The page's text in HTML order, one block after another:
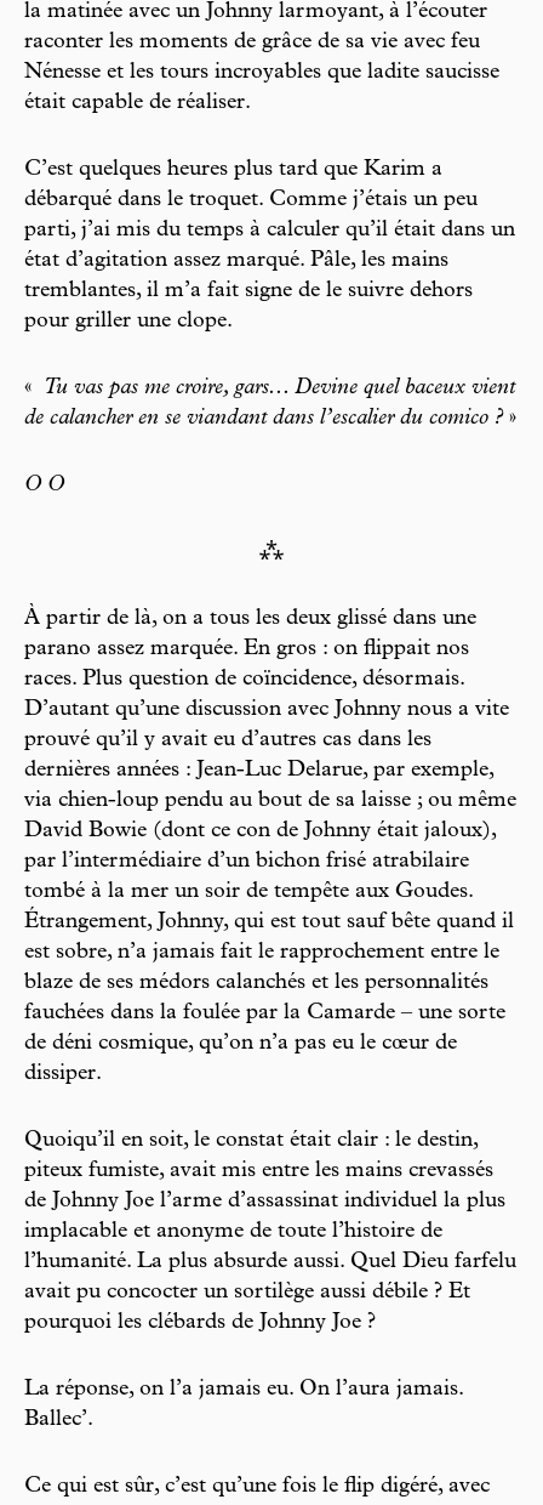
la matinée avec un Johnny larmoyant, à l’écouter
raconter les moments de grâce de sa vie avec feu
Nénesse et les tours incroyables que ladite saucisse
était capable de réaliser.
C’est quelques heures plus tard que Karim a
débarqué dans le troquet. Comme j’étais un peu
parti, j’ai mis du temps à calculer qu’il était dans un
état d’agitation assez marqué. Pâle, les mains
tremblantes, il m’a fait signe de le suivre dehors
pour griller une clope.
«
Tu vas pas me croire, gars... Devine quel baceux vient
de calancher en se viandant dans l’escalier du comico ?»
O O
⁂
À partir de là, on a tous les deux glissé dans une
parano assez marquée. En gros : on flippait nos
races. Plus question de coïncidence, désormais.
D’autant qu’une discussion avec Johnny nous a vite
prouvé qu’il y avait eu d’autres cas dans les
dernières années : Jean-Luc Delarue, par exemple,
via chien-loup pendu au bout de sa laisse ; ou même
David Bowie (dont ce con de Johnny était jaloux),
par l’intermédiaire d’un bichon frisé atrabilaire
tombé à la mer un soir de tempête aux Goudes.
Étrangement, Johnny, qui est tout sauf bête quand il
est sobre, n’a jamais fait le rapprochement entre le
blaze de ses médors calanchés et les personnalités
fauchées dans la foulée par la Camarde – une sorte
de déni cosmique, qu’on n’a pas eu le cœur de
dissiper.
Quoiqu’il en soit, le constat était clair : le destin,
piteux fumiste, avait mis entre les mains crevassés
de Johnny Joe l’arme d’assassinat individuel la plus
implacable et anonyme de toute l’histoire de
l’humanité. La plus absurde aussi. Quel Dieu farfelu
avait pu concocter un sortilège aussi débile ? Et
pourquoi les clébards de Johnny Joe ?
La réponse, on l’a jamais eu. On l’aura jamais.
Ballec’.
Ce qui est sûr, c’est qu’une fois le flip digéré, avec